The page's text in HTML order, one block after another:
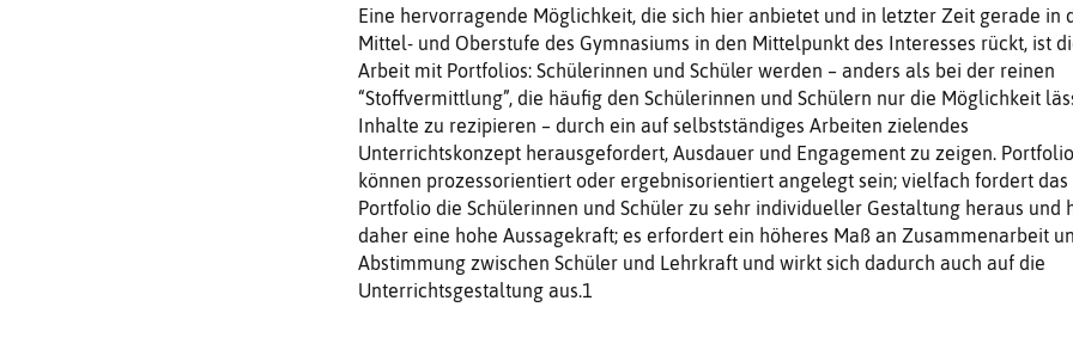
Eine hervorragende Möglichkeit, die sich hier anbietet und in letzter Zeit gerade in
Mittel- und Oberstufe des Gymnasiums in den Mittelpunkt des Interesses rückt, ist
Arbeit mit Portfolios: Schülerinnen und Schüler werden – anders als bei der reinen
“Stoffvermittlung”, die häufig den Schülerinnen und Schülern nur die Möglichkeit
Inhalte zu rezipieren – durch ein auf selbstständiges Arbeiten zielendes
Unterrichtskonzept herausgefordert, Ausdauer und Engagement zu zeigen.
können prozessorientiert oder ergebnisorientiert angelegt sein; vielfach fordert das
Portfolio die Schülerinnen und Schüler zu sehr individueller Gestaltung heraus und
daher eine hohe Aussagekraft; es erfordert ein höheres Maß an Zusammenarbeit
Abstimmung zwischen Schüler und Lehrkraft und wirkt sich dadurch auch auf die
Unterrichtsgestaltung aus.1